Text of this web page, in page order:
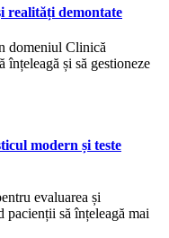
realități demontate
domeniul Clinică
și să gestioneze
modern și teste
evaluarea și
pacienții să înțeleagă mai